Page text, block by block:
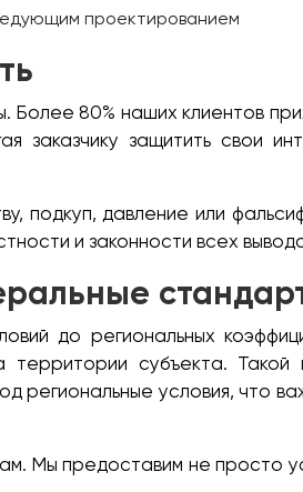
проектированием
Более 80% наших клиентов
заказчику защитить свои
подкуп, давление или
и законности всех
до региональных
территории субъекта. Такой
региональные условия, что
Мы предоставим не просто